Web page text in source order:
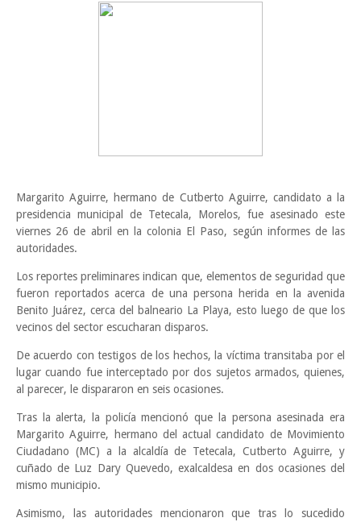
Margarito Aguirre, hermano de Cutberto Aguirre, candidato a la
presidencia municipal de Tetecala, Morelos, fue asesinado este
viernes 26 de abril en la colonia El Paso, según informes de las
autoridades.
Los reportes preliminares indican que, elementos de seguridad que
fueron reportados acerca de una persona herida en la avenida
Benito Juárez, cerca del balneario La Playa, esto luego de que los
vecinos del sector escucharan disparos.
De acuerdo con testigos de los hechos, la víctima transitaba por el
lugar cuando fue interceptado por dos sujetos armados, quienes,
al parecer, le dispararon en seis ocasiones.
Tras la alerta, la policía mencionó que la persona asesinada era
Margarito Aguirre, hermano del actual candidato de Movimiento
Ciudadano (MC) a la alcaldía de Tetecala, Cutberto Aguirre, y
cuñado de Luz Dary Quevedo, exalcaldesa en dos ocasiones del
mismo municipio.
Asimismo, las autoridades mencionaron que tras lo sucedido